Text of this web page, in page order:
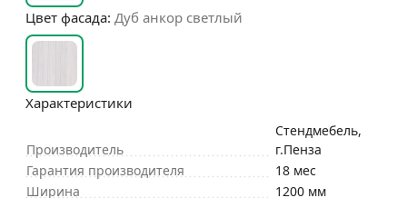
Цвет фасада: Дуб анкор светлый
Характеристики
Производитель
Стендмебель,
г.Пенза
Гарантия производителя
18 мес
Ширина
1200 мм